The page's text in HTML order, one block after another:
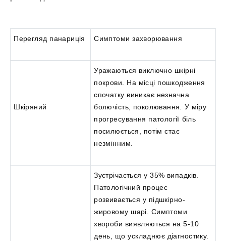
Перегляд панариція Симптоми захворювання
Шкіряний
Уражаються виключно шкірні
покрови. На місці пошкодження
спочатку виникає незначна
болючість, поколювання. У міру
прогресування патології біль
посилюється, потім стає
незмінним.
Зустрічається у 35% випадків.
Патологічний процес
розвивається у підшкірно-
жировому шарі. Симптоми
хвороби виявляються на 5-10
день, що ускладнює діагностику.